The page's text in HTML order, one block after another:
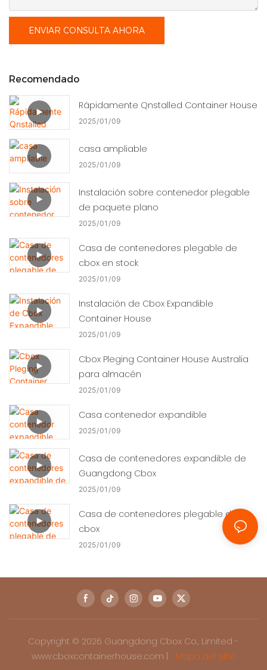
ENVIAR CONSULTA AHORA
Recomendado
Rápidamente Qnstalled Container House
2025 01 09
casa ampliable
2025 01 09
Instalación sobre contenedor plegable
de paquete plano
2025 01 09
Casa de contenedores plegable de
cbox en stock
2025 01 09
Instalación de Cbox Expandible
Container House
2025 01 09
Cbox Pleging Container House Australia
para almacén
2025 01 09
Casa contenedor expandible
2025 01 09
Casa de contenedores expandible de
Guangdong Cbox
2025 01 09
Casa de contenedores plegable de
cbox
2025 01 09
Copyright © 2026 Guangdong Cbox Co., Limited -
www.cboxcontainerhouse.com |
Mapa del sitio